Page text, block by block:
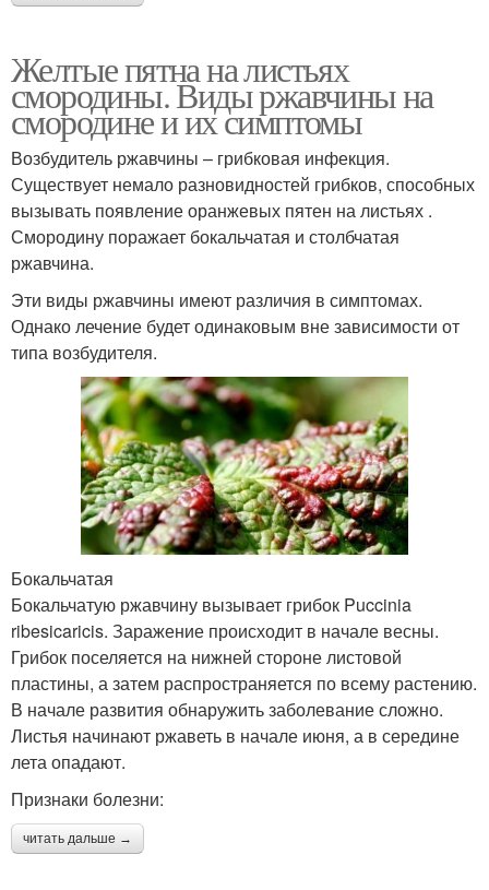
Желтые пятна на листьях
смородины. Виды ржавчины на
смородине и их симптомы
Возбудитель ржавчины – грибковая инфекция.
Существует немало разновидностей грибков, способных
вызывать появление оранжевых пятен на листьях .
Смородину поражает бокальчатая и столбчатая
ржавчина.
Эти виды ржавчины имеют различия в симптомах.
Однако лечение будет одинаковым вне зависимости от
типа возбудителя.
Бокальчатая
Бокальчатую ржавчину вызывает грибок Puccinia
ribesicaricis. Заражение происходит в начале весны.
Грибок поселяется на нижней стороне листовой
пластины, а затем распространяется по всему растению.
В начале развития обнаружить заболевание сложно.
Листья начинают ржаветь в начале июня, а в середине
лета опадают.
Признаки болезни:
читать дальше →